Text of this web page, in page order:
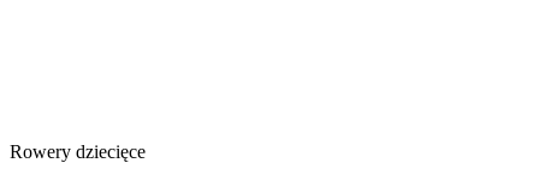
Rowery dziecięce